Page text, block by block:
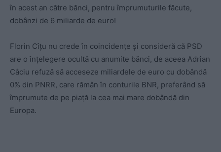
în acest an către bănci, pentru împrumuturile făcute,
dobânzi de 6 miliarde de euro!
Florin Cîțu nu crede în coincidențe și consideră că PSD
are o înțelegere ocultă cu anumite bănci, de aceea Adrian
Câciu refuză să acceseze miliardele de euro cu dobândă
0% din PNRR, care rămân în conturile BNR, preferând să
împrumute de pe piață la cea mai mare dobândă din
Europa.